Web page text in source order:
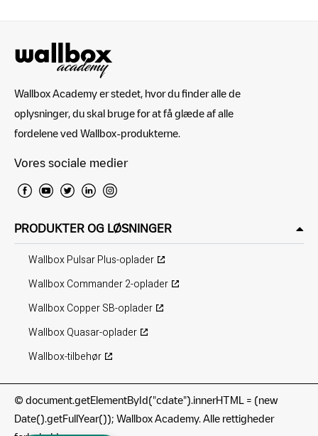
Wallbox Academy er stedet, hvor du finder alle de
oplysninger, du skal bruge for at få glæde af alle
fordelene ved Wallbox-produkterne.
Vores sociale medier
PRODUKTER OG LØSNINGER
Wallbox Pulsar Plus-oplader
Wallbox Commander 2-oplader
Wallbox Copper SB-oplader
Wallbox Quasar-oplader
Wallbox-tilbehør
© document.getElementById("cdate").innerHTML = (new
Date().getFullYear()); Wallbox Academy. Alle rettigheder